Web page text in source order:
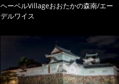
ヘーベルVillageおおたかの森南/エー
デルワイス